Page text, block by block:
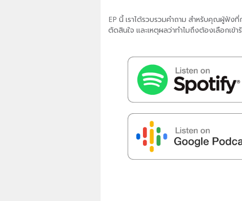
EP นี้ เราได้รวบรวมคำถาม สำหรับคุณผู้ฟัง
ตัดสินใจ และเหตุผลว่าทำไมถึงต้องเลือกเ